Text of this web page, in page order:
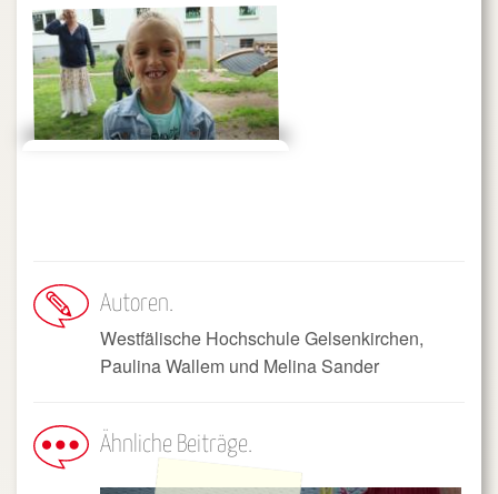
Autoren
Westfälische Hochschule Gelsenkirchen,
Paulina Wallem und Melina Sander
Ähnliche Beiträge